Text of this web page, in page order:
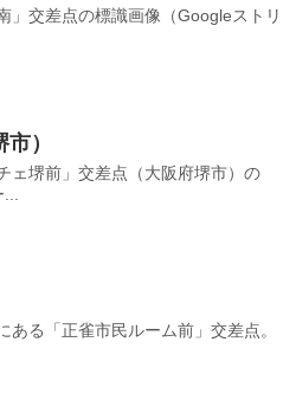
」交差点の標識画像（Googleストリ
）
ェ堺前」交差点（大阪府堺市）の
...
る「正雀市民ルーム前」交差点。